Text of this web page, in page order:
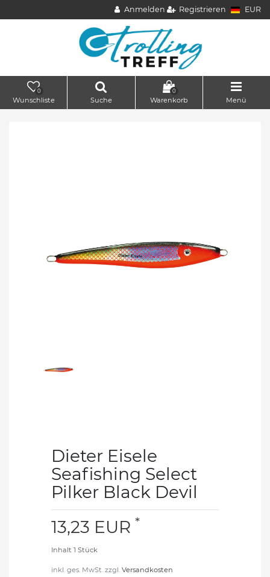
Anmelden Registrieren EUR
0
Wunschliste Suche
0
Warenkorb Menü
Dieter Eisele
Seafishing Select
Pilker Black Devil
13,23 EUR *
Inhalt 1 Stück
inkl. ges. MwSt. zzgl. Versandkosten